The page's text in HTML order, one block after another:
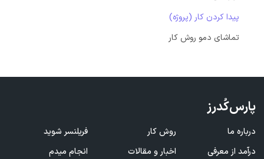
پیدا کردن کار (پروژه)
تماشای دمو روش کار
پارس‌کُدرز
درباره ما روش کار
فریلنسر شوید
درآمد از معرفی
اخبار و مقالات انجام میدم